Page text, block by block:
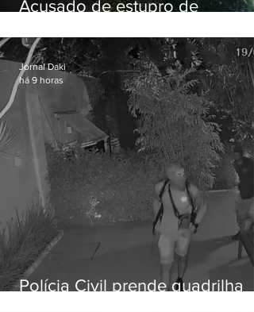
Acusado de estupro de
Polícia Civil prende quadrilha
Jornal Daki
há 9 horas